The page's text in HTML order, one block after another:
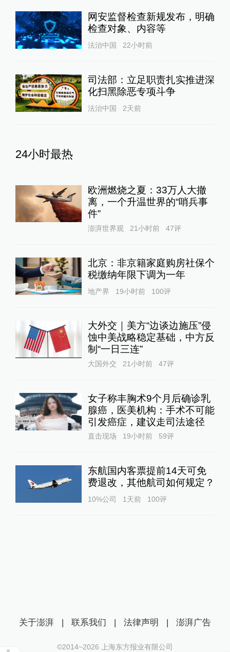
网安监督检查新规发布，明确
检查对象、内容等
法治中国 22小时前
司法部：立足职责扎实推进深
化扫黑除恶专项斗争
法治中国 2天前
24小时最热
欧洲燃烧之夏：33万人大撤
离，一个升温世界的“哨兵事
件”
澎湃世界观 21小时前 47评
北京：非京籍家庭购房社保个
税缴纳年限下调为一年
地产界 19小时前 100评
大外交｜美方“边谈边施压”侵
蚀中美战略稳定基础，中方反
制“一日三连”
大国外交 21小时前 47评
女子称丰胸术9个月后确诊乳
腺癌，医美机构：手术不可能
引发癌症，建议走司法途径
直击现场 19小时前 59评
东航国内客票提前14天可免
费退改，其他航司如何规定？
10%公司 1天前 100评
关于澎湃 | 联系我们 | 法律声明 | 澎湃广告
©2014~2026 上海东方报业有限公司